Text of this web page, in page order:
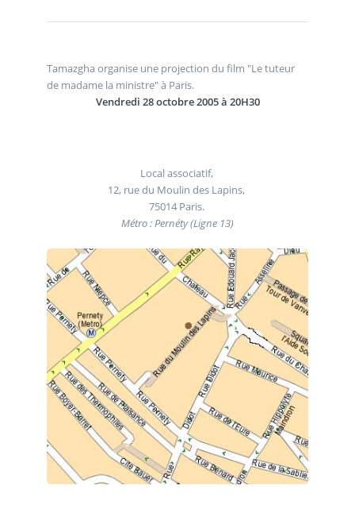
Tamazgha organise une projection du film "Le tuteur
de madame la ministre" à Paris.
Vendredi 28 octobre 2005 à 20H30
Local associatif,
12, rue du Moulin des Lapins,
75014 Paris.
Métro : Pernéty (Ligne 13)